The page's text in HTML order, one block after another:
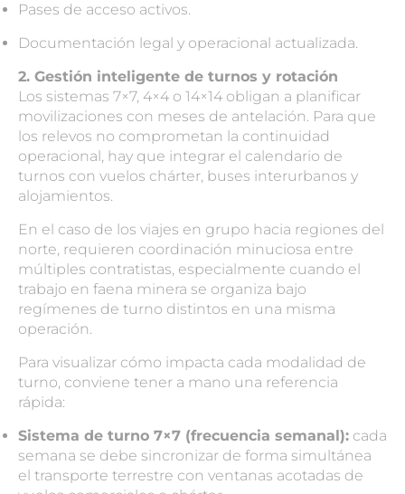
Pases de acceso activos.
Documentación legal y operacional actualizada.
2. Gestión inteligente de turnos y rotación
Los sistemas 7×7, 4×4 o 14×14 obligan a planificar
movilizaciones con meses de antelación. Para que
los relevos no comprometan la continuidad
operacional, hay que integrar el calendario de
turnos con vuelos chárter, buses interurbanos y
alojamientos.
En el caso de los viajes en grupo hacia regiones del
norte, requieren coordinación minuciosa entre
múltiples contratistas, especialmente cuando el
trabajo en faena minera se organiza bajo
regímenes de turno distintos en una misma
operación.
Para visualizar cómo impacta cada modalidad de
turno, conviene tener a mano una referencia
rápida:
Sistema de turno 7×7 (frecuencia semanal): cada
semana se debe sincronizar de forma simultánea
el transporte terrestre con ventanas acotadas de